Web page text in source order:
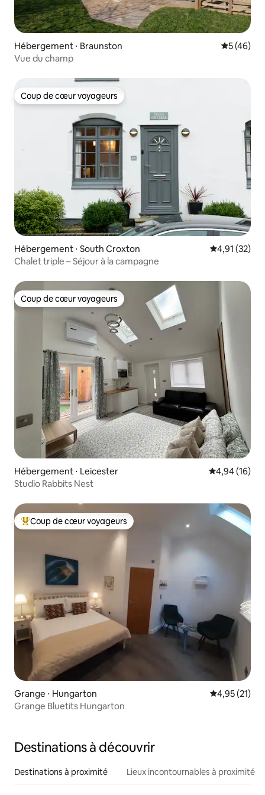
Hébergement ⋅ Braunston
5 (46)
Vue du champ
Coup de cœur voyageurs
Coup de cœur voyageurs
Hébergement ⋅ South Croxton Évaluation
4,91 (32)
Chalet triple – Séjour à la campagne
Coup de cœur voyageurs
Coup de cœur voyageurs
Hébergement ⋅ Leicester Évaluation
4,94 (16)
Studio Rabbits Nest
Coups de cœur voyageurs les plus appréciés
Coup de cœur voyageurs
Grange ⋅ Hungarton Évaluation
4,95 (21)
Grange Bluetits Hungarton
Destinations à découvrir
Destinations à proximité Lieux incontournables à proximité